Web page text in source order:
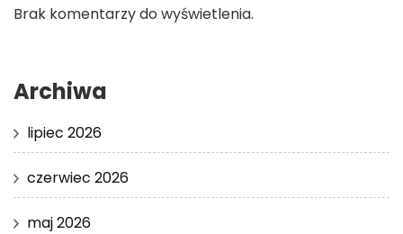
Brak komentarzy do wyświetlenia.
Archiwa
lipiec 2026
czerwiec 2026
maj 2026